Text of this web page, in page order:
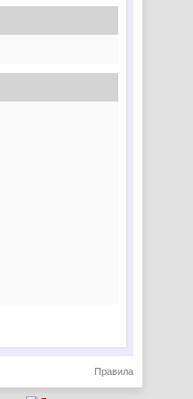
Правила